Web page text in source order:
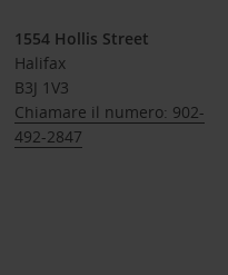
1554 Hollis Street
Halifax
B3J 1V3
Chiamare il numero: 902-
492-2847